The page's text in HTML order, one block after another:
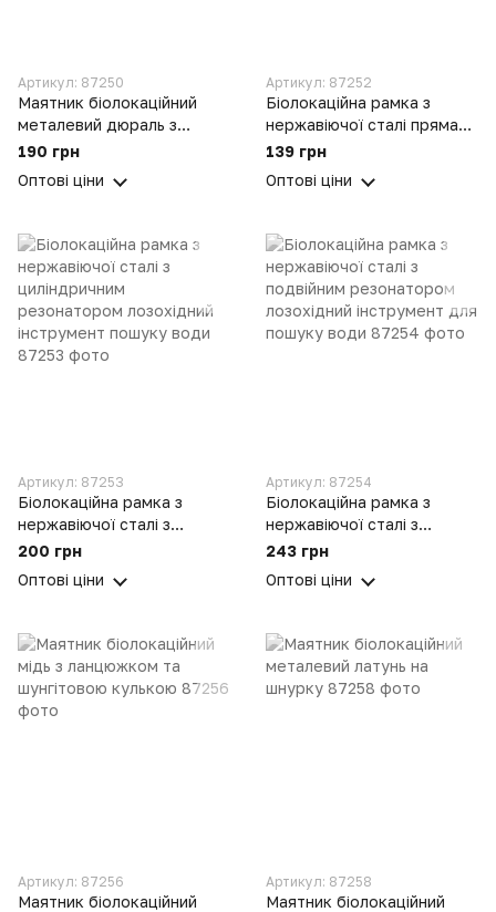
Артикул: 87250
Маятник біолокаційний
металевий дюраль з
ланцюжком та шунгітовою
190 грн
Оптові ціни
Артикул: 87252
Біолокаційна рамка з
нержавіючої сталі пряма
лозохідний інструмент для
139 грн
Оптові ціни
Артикул: 87253
Біолокаційна рамка з
нержавіючої сталі з
циліндричним
інструмент пошуку води
200 грн
Оптові ціни
Артикул: 87254
Біолокаційна рамка з
нержавіючої сталі з
подвійним резонатором
пошуку води
243 грн
Оптові ціни
Артикул: 87256
Маятник біолокаційний
Артикул: 87258
Маятник біолокаційний